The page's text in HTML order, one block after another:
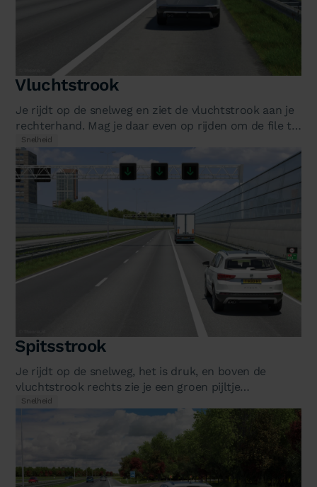
Vluchtstrook
Je rijdt op de snelweg en ziet de vluchtstrook aan je
rechterhand. Mag je daar even op rijden om de file te
omzeilen? Of als je…
Snelheid
Spitsstrook
Je rijdt op de snelweg, het is druk, en boven de
vluchtstrook rechts zie je een groen pijltje
verschijnen. Moet je daar nu op…
Snelheid